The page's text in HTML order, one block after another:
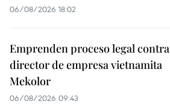
06/08/2026 18:02
Emprenden proceso legal contra
director de empresa vietnamita
Mekolor
06/08/2026 09:43